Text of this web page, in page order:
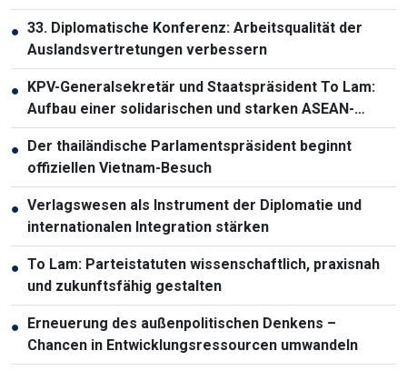
● 33. Diplomatische Konferenz: Arbeitsqualität der
Auslandsvertretungen verbessern
● KPV-Generalsekretär und Staatspräsident To Lam:
Aufbau einer solidarischen und starken ASEAN-
Gemeinschaft
● Der thailändische Parlamentspräsident beginnt
offiziellen Vietnam-Besuch
● Verlagswesen als Instrument der Diplomatie und
internationalen Integration stärken
● To Lam: Parteistatuten wissenschaftlich, praxisnah
und zukunftsfähig gestalten
● Erneuerung des außenpolitischen Denkens –
Chancen in Entwicklungsressourcen umwandeln